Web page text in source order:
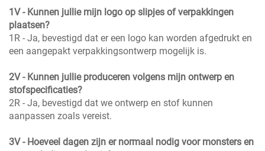
1V - Kunnen jullie mijn logo op slipjes of verpakkingen
plaatsen?
1R - Ja, bevestigd dat er een logo kan worden afgedrukt en
een aangepakt verpakkingsontwerp mogelijk is.
2V - Kunnen jullie produceren volgens mijn ontwerp en
stofspecificaties?
2R - Ja, bevestigd dat we ontwerp en stof kunnen
aanpassen zoals vereist.
3V - Hoeveel dagen zijn er normaal nodig voor monsters en